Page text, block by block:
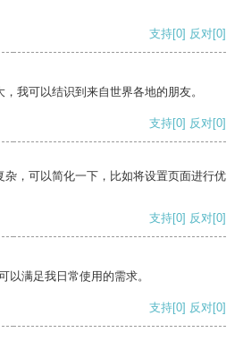
支持[0] 反对[0]
我可以结识到来自世界各地的朋友。
支持[0] 反对[0]
杂，可以简化一下，比如将设置页面进行优
支持[0] 反对[0]
以满足我日常使用的需求。
支持[0] 反对[0]